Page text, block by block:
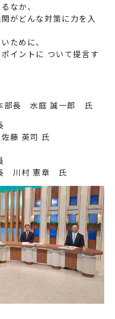
なか、
がどんな対策に力を入
ために、
イントに ついて提言す
長 水庭 誠一郎 氏
藤 英司 氏
川村 憲章 氏